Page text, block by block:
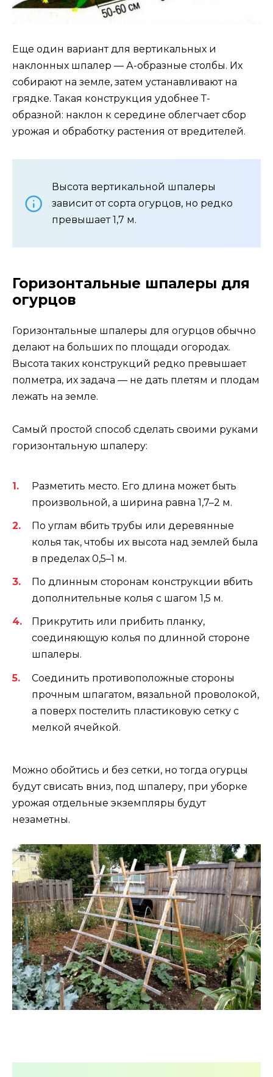
Еще один вариант для вертикальных и
наклонных шпалер — А-образные столбы. Их
собирают на земле, затем устанавливают на
грядке. Такая конструкция удобнее Т-
образной: наклон к середине облегчает сбор
урожая и обработку растения от вредителей.
Высота вертикальной шпалеры
зависит от сорта огурцов, но редко
превышает 1,7 м.
Горизонтальные шпалеры для
огурцов
Горизонтальные шпалеры для огурцов обычно
делают на больших по площади огородах.
Высота таких конструкций редко превышает
полметра, их задача — не дать плетям и плодам
лежать на земле.
Самый простой способ сделать своими руками
горизонтальную шпалеру:
Разметить место. Его длина может быть
произвольной, а ширина равна 1,7–2 м.
По углам вбить трубы или деревянные
колья так, чтобы их высота над землей была
в пределах 0,5–1 м.
По длинным сторонам конструкции вбить
дополнительные колья с шагом 1,5 м.
Прикрутить или прибить планку,
соединяющую колья по длинной стороне
шпалеры.
Соединить противоположные стороны
прочным шпагатом, вязальной проволокой,
а поверх постелить пластиковую сетку с
мелкой ячейкой.
Можно обойтись и без сетки, но тогда огурцы
будут свисать вниз, под шпалеру, при уборке
урожая отдельные экземпляры будут
незаметны.